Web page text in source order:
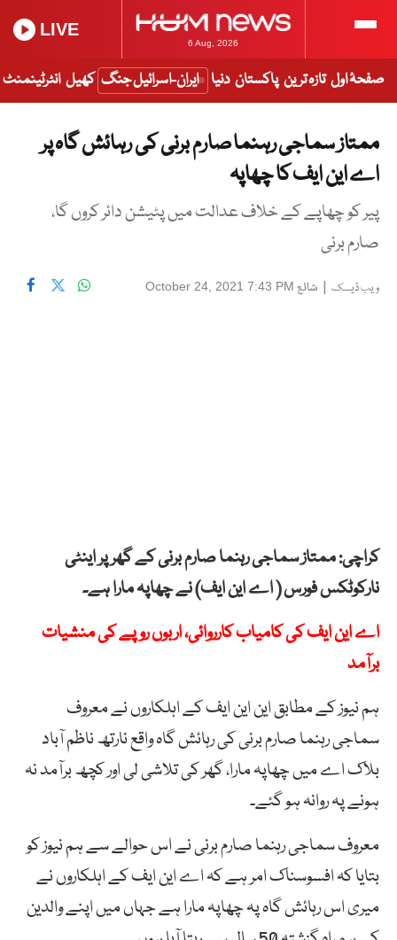
6 Aug, 2026
LIVE
صفحۂ اول تازہ ترین پاکستان دنیا ایران-اسرائیل جنگ کھیل انٹرٹینمنٹ
ممتاز سماجی رہنما صارم برنی کی رہائش گاہ پر
اے این ایف کا چھاپہ
پیر کو چھاپے کے خلاف عدالت میں پٹیشن دائر کروں گا،
صارم برنی
ویب ڈیسک | شائع October 24, 2021 7:43 PM
کراچی: ممتاز سماجی رہنما صارم برنی کے گھر پر اینٹی
نارکوٹکس فورس ( اے این ایف) نے چھاپہ مارا ہے۔
اے این ایف کی کامیاب کارروائی، اربوں روپے کی منشیات
برآمد
ہم نیوز کے مطابق این این ایف کے اہلکاروں نے معروف
سماجی رہنما صارم برنی کی رہائش گاہ واقع نارتھ ناظم آباد
بلاک اے میں چھاپہ مارا، گھر کی تلاشی لی اور کچھ برآمد نہ
ہونے پہ روانہ ہو گئے۔
معروف سماجی رہنما صارم برنی نے اس حوالے سے ہم نیوز کو
بتایا کہ افسوسناک امر ہے کہ اے این ایف کے اہلکاروں نے
میری اس رہائش گاہ پہ چھاپہ مارا ہے جہاں میں اپنے والدین